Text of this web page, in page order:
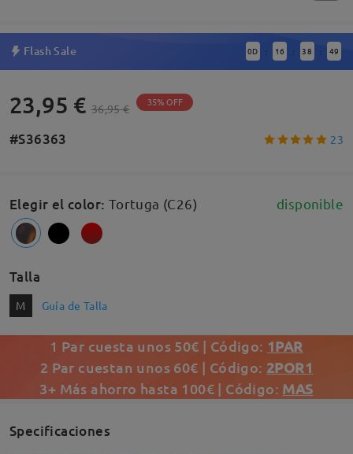
Flash Sale 0D : 16 : 38 : 48
23,95 € 36,95 € 35% OFF
#S36363 23
Elegir el color: Tortuga (C26) disponible
Talla
M Guía de Talla
1 Par cuesta unos 50€ | Código: 1PAR
2 Par cuestan unos 60€ | Código: 2POR1
3+ Más ahorro hasta 100€ | Código: MAS
Specificaciones